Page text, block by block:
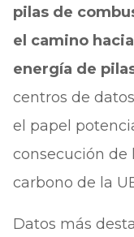
pilas de
el camino
energía de
centros de
el papel
consecución de
carbono de la
Datos más